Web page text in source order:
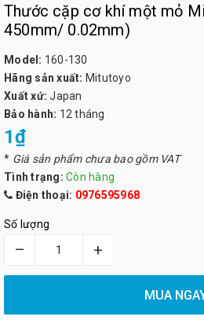
Thước cặp cơ khí một mỏ
450mm/ 0.02mm)
Model: 160-130
Hãng sản xuất: Mitutoyo
Xuất xứ: Japan
Bảo hành: 12 tháng
1₫
* Giá sản phẩm chưa bao gồm VAT
Tình trạng: Còn hàng
Điện thoại: 0976595968
Số lượng
– +
MUA